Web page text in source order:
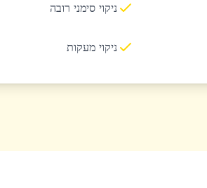
ניקוי סימני רובה
ניקוי מעקות